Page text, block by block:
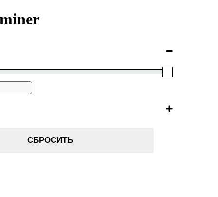
СБРОСИТЬ